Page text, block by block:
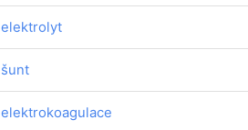
elektrolyt
šunt
elektrokoagulace